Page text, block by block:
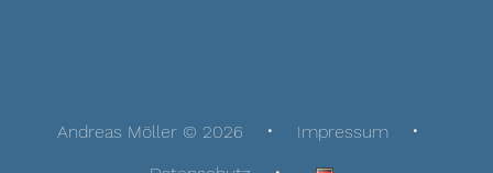
Andreas Möller © 2026
Impressum